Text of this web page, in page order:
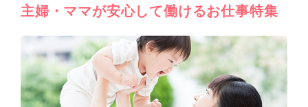
主婦・ママが安心して働けるお仕事特集